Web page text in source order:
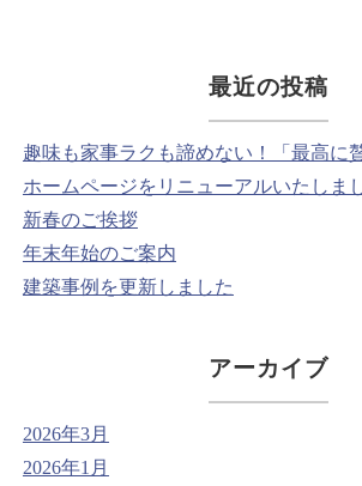
最近の投稿
趣味も家事ラクも諦めない！「最高に
ホームページをリニューアルいたしま
新春のご挨拶
年末年始のご案内
建築事例を更新しました
アーカイブ
2026年3月
2026年1月